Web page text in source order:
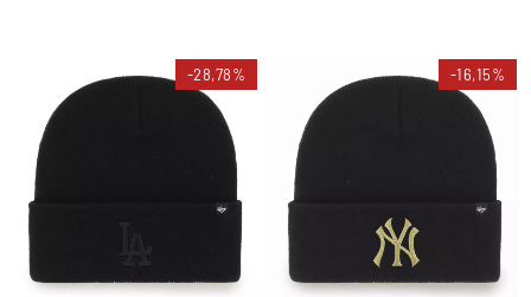
-28,78% -16,15%